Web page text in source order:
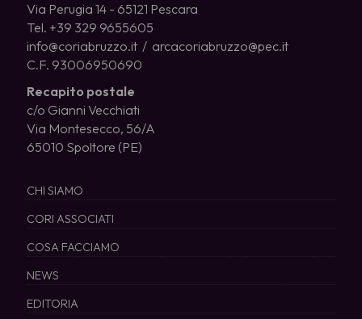
Via Perugia 14 - 65121 Pescara
Tel. +39 329 9655605
info@coriabruzzo.it / arcacoriabruzzo@pec.it
C.F. 93006950690
Recapito postale
c/o Gianni Vecchiati
Via Montesecco, 56/A
65010 Spoltore (PE)
CHI SIAMO
CORI ASSOCIATI
COSA FACCIAMO
NEWS
EDITORIA